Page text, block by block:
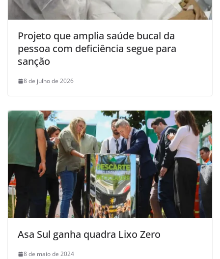
Projeto que amplia saúde bucal da
pessoa com deficiência segue para
sanção
8 de julho de 2026
Asa Sul ganha quadra Lixo Zero
8 de maio de 2024